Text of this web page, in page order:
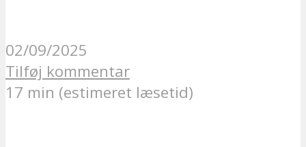
02/09/2025
Tilføj kommentar
17 min (estimeret læsetid)